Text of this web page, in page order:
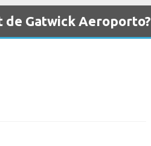
de Gatwick Aeroporto?